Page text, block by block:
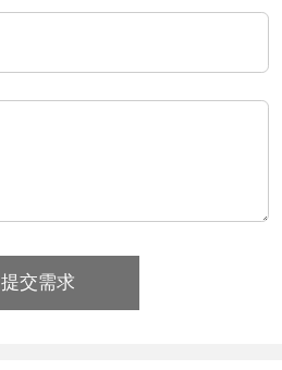
提交需求